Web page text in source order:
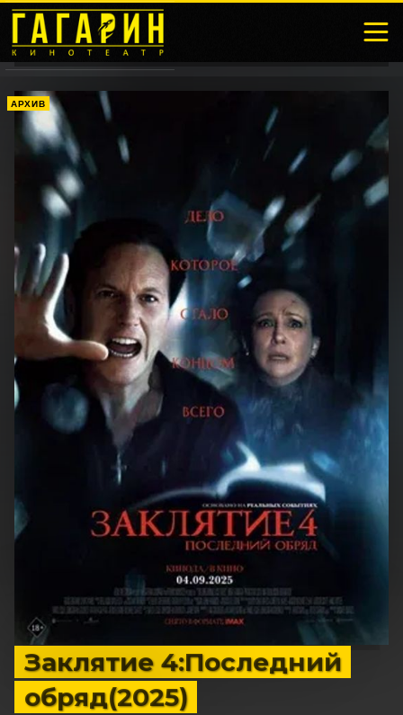
АРХИВ
Заклятие 4:Последний
обряд(2025)